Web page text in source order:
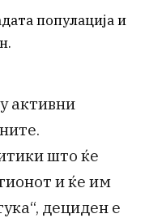
популација и
активни
што ќе
и ќе им
дециден е